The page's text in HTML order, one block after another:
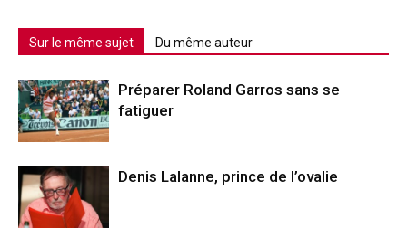
Sur le même sujet Du même auteur
Préparer Roland Garros sans se
fatiguer
Denis Lalanne, prince de l’ovalie